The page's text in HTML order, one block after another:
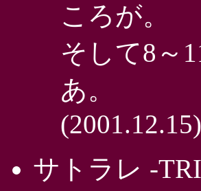
ころが。
そして8～
あ。
(2001.12.15)
サトラレ -